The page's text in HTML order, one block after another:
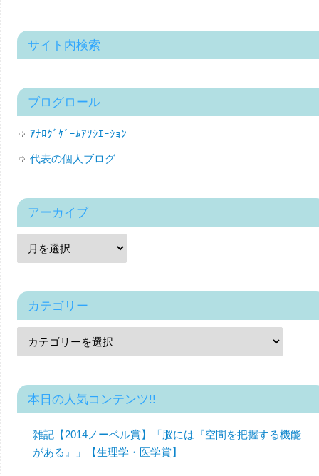
サイト内検索
ブログロール
ｱﾅﾛｸﾞｹﾞｰﾑｱｿｼｴｰｼｮﾝ
代表の個人ブログ
アーカイブ
カテゴリー
本日の人気コンテンツ!!
雑記【2014ノーベル賞】「脳には『空間を把握する機能
がある』」【生理学・医学賞】